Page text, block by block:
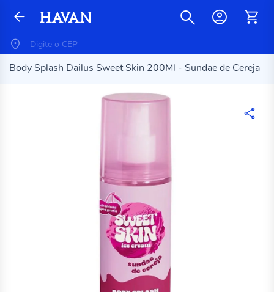
Body Splash Dailus Sweet Skin 200Ml - Sundae de Cereja